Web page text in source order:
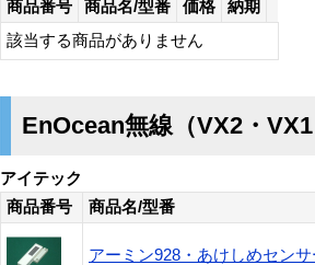
商品番号
商品名/型番 価格
納期
該当する商品がありません
EnOcean無線（VX2・VX1
アイテック
商品番号
商品名/型番
アーミン928・あけしめセンサ